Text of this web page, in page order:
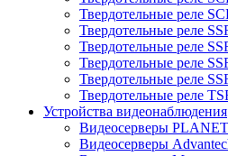
Твердотельные реле
Твердотельные реле
Твердотельные реле
Твердотельные реле
Твердотельные реле
Твердотельные реле
Устройства видеонаблюдения
Видеосерверы PLANET
Видеосерверы